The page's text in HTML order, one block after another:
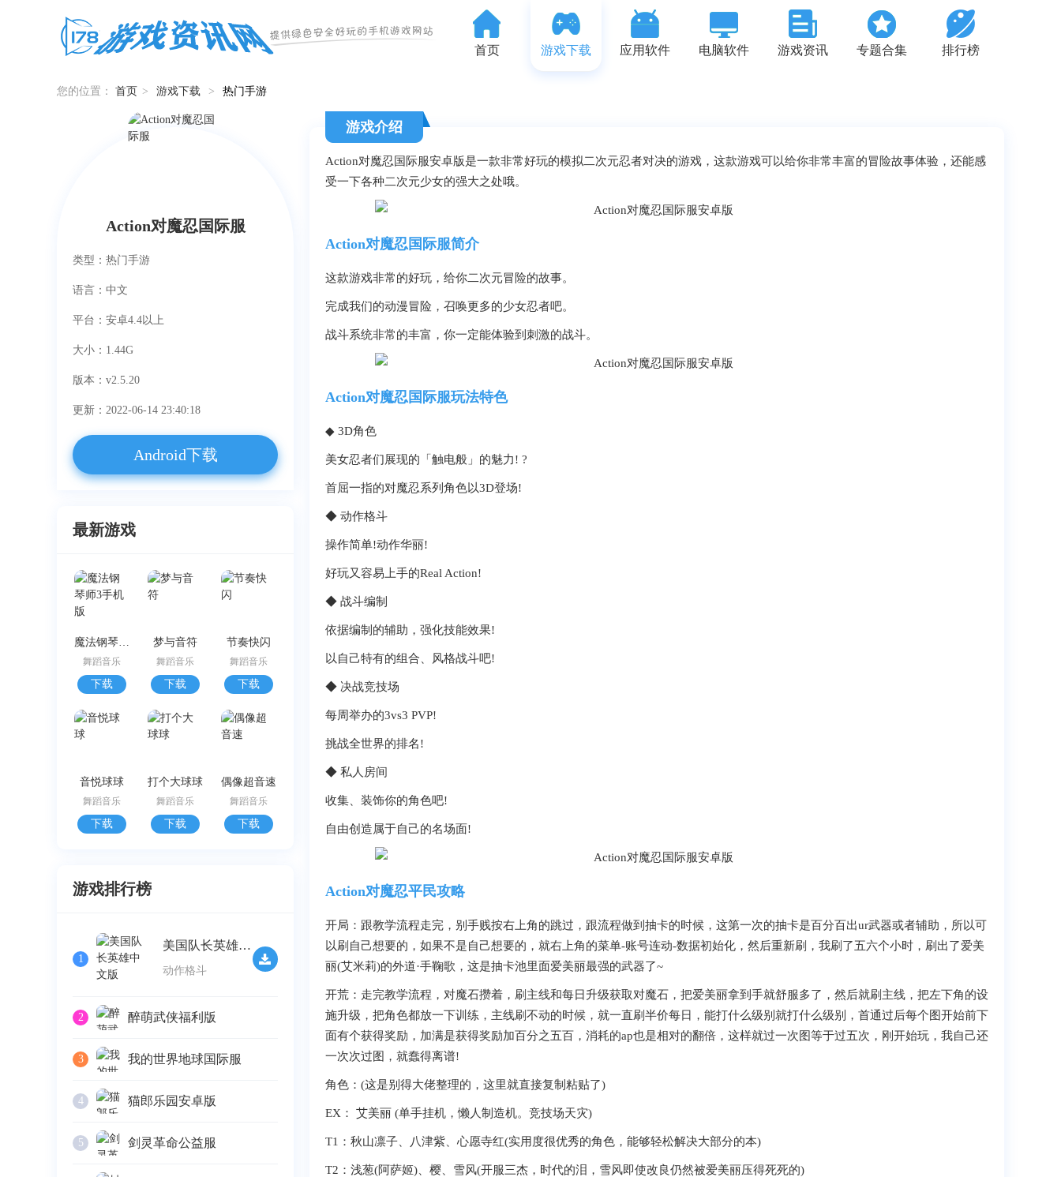
首页 游戏下载 应用软件 电脑软件 游戏资讯 专题合集 排行榜
您的位置： 首页 > 游戏下载 > 热门手游
类型：热门手游
语言：中文
平台：安卓4.4以上
大小：1.44G
版本：v2.5.20
更新：2022-06-14 23:40:18
Android下载
最新游戏
魔法钢琴师3手机版
舞蹈音乐
下载
梦与音符
舞蹈音乐
下载
节奏快闪
舞蹈音乐
下载
音悦球球
舞蹈音乐
下载
打个大球球
舞蹈音乐
下载
偶像超音速
舞蹈音乐
下载
游戏排行榜
1
美国队长英雄中文版
动作格斗
2 醉萌武侠福利版
3 我的世界地球国际服
4 猫郎乐园安卓版
5 剑灵革命公益服
游戏介绍
Action对魔忍国际服
Action对魔忍国际服安卓版是一款非常好玩的模拟二次元忍者对决的游戏，这款游戏可以给你非常丰富的冒险故事体验，还能感
受一下各种二次元少女的强大之处哦。
Action对魔忍国际服简介
这款游戏非常的好玩，给你二次元冒险的故事。
完成我们的动漫冒险，召唤更多的少女忍者吧。
战斗系统非常的丰富，你一定能体验到刺激的战斗。
Action对魔忍国际服玩法特色
◆ 3D角色
美女忍者们展现的「触电般」的魅力! ?
首屈一指的对魔忍系列角色以3D登场!
◆ 动作格斗
操作简单!动作华丽!
好玩又容易上手的Real Action!
◆ 战斗编制
依据编制的辅助，强化技能效果!
以自己特有的组合、风格战斗吧!
◆ 决战竞技场
每周举办的3vs3 PVP!
挑战全世界的排名!
◆ 私人房间
收集、装饰你的角色吧!
自由创造属于自己的名场面!
Action对魔忍平民攻略
开局：跟教学流程走完，别手贱按右上角的跳过，跟流程做到抽卡的时候，这第一次的抽卡是百分百出ur武器或者辅助，所以可
以刷自己想要的，如果不是自己想要的，就右上角的菜单-账号连动-数据初始化，然后重新刷，我刷了五六个小时，刷出了爱美
丽(艾米莉)的外道·手鞠歌，这是抽卡池里面爱美丽最强的武器了~
开荒：走完教学流程，对魔石攒着，刷主线和每日升级获取对魔石，把爱美丽拿到手就舒服多了，然后就刷主线，把左下角的设
施升级，把角色都放一下训练，主线刷不动的时候，就一直刷半价每日，能打什么级别就打什么级别，首通过后每个图开始前下
面有个获得奖励，加满是获得奖励加百分之五百，消耗的ap也是相对的翻倍，这样就过一次图等于过五次，刚开始玩，我自己还
一次次过图，就蠢得离谱!
角色：(这是别得大佬整理的，这里就直接复制粘贴了)
EX： 艾美丽 (单手挂机，懒人制造机。竞技场天灾)
T1：秋山凛子、八津紫、心愿寺红(实用度很优秀的角色，能够轻松解决大部分的本)
T2：浅葱(阿萨姬)、樱、雪风(开服三杰，时代的泪，雪风即使改良仍然被爱美丽压得死死的)